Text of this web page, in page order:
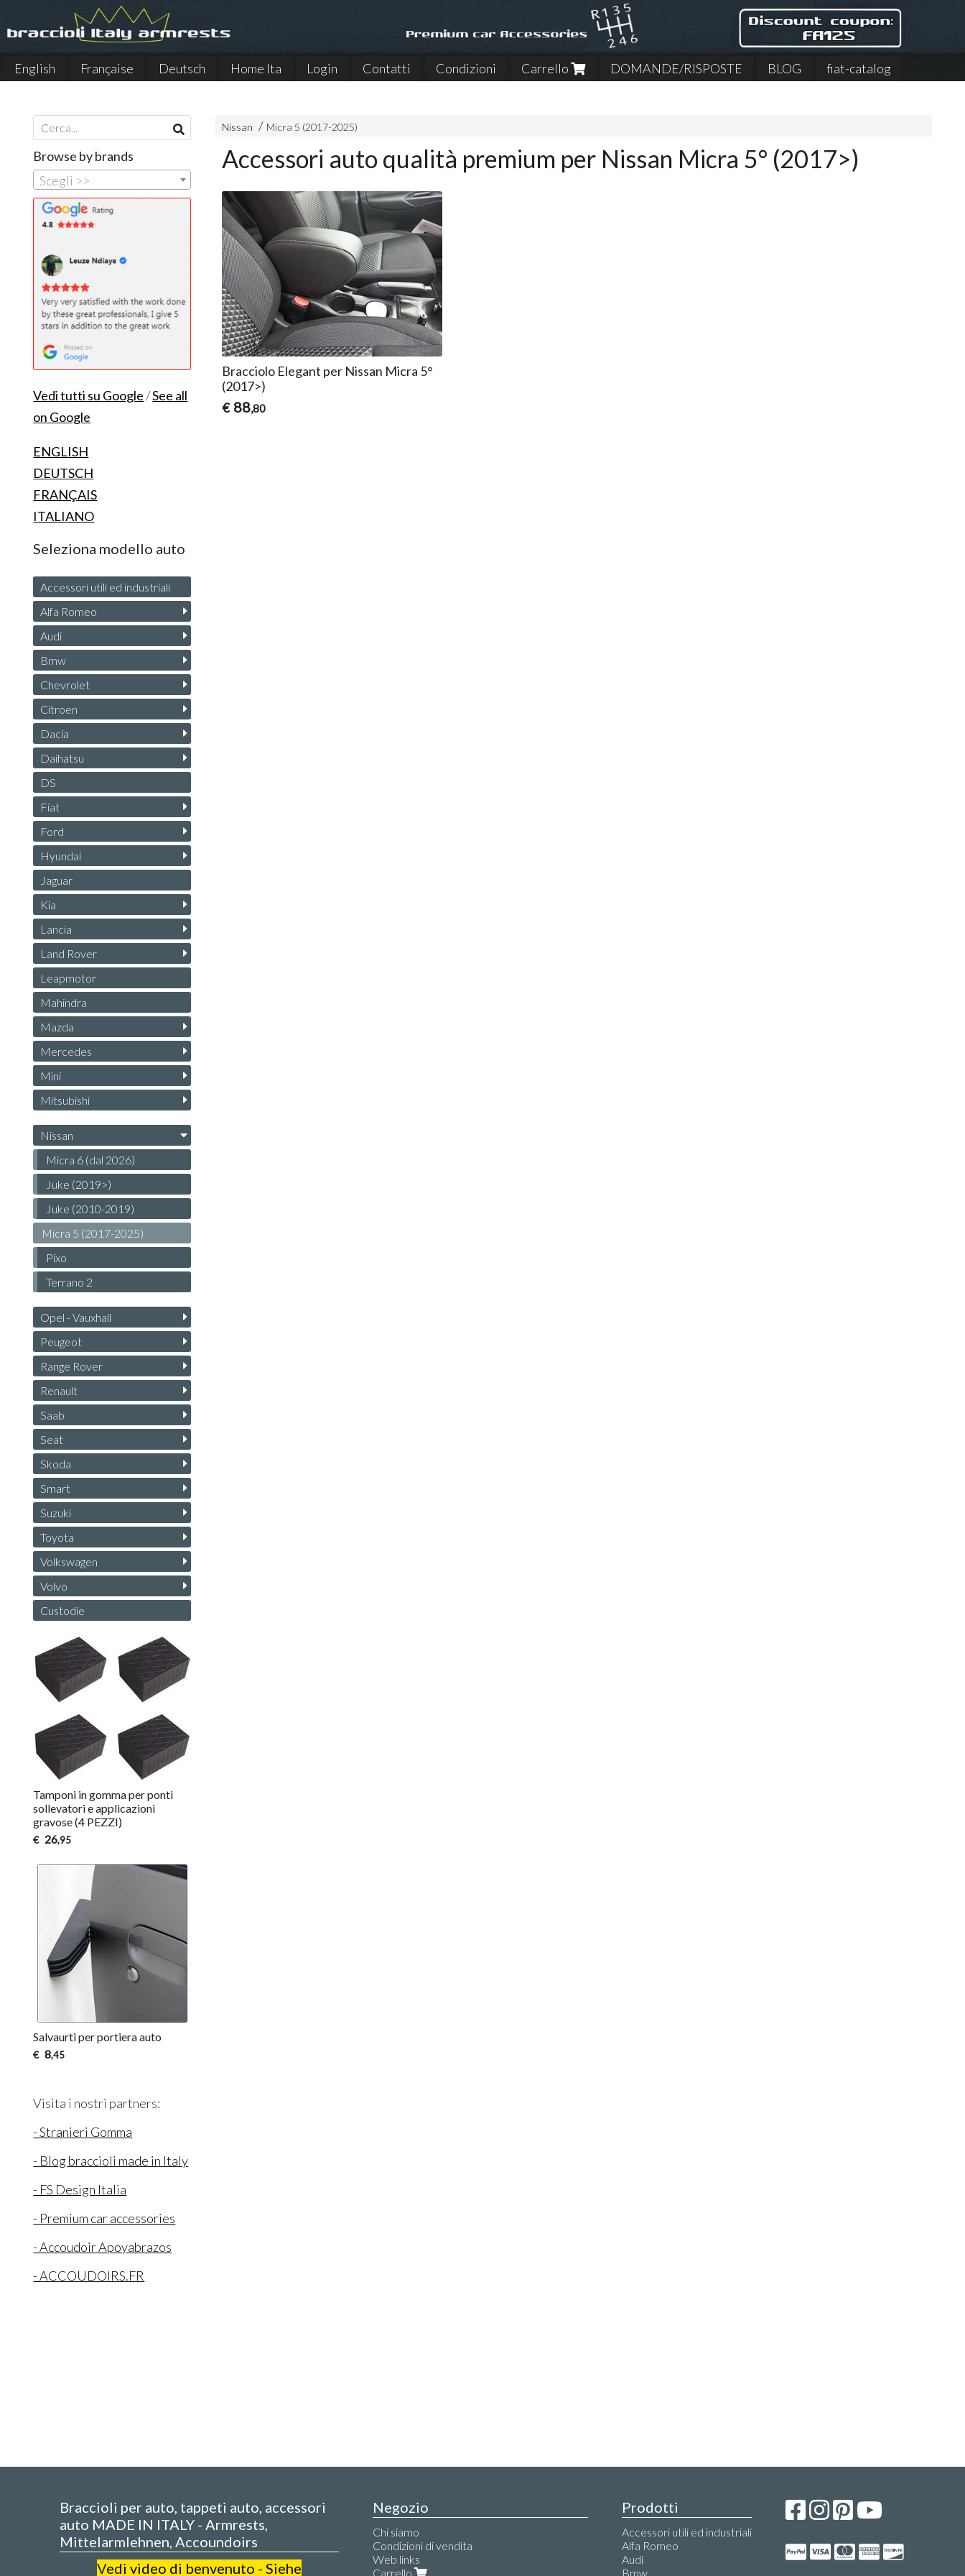
English Française Deutsch Home Ita Login Contatti Condizioni Carrello DOMANDE/RISPOSTE BLOG
fiat-catalog
Nissan Micra 5 (2017-2025)
Accessori auto qualità premium per Nissan Micra 5° (2017>)
Bracciolo Elegant per Nissan Micra 5°
(2017>)
€ 88,80
Browse by brands
Scegli >>
Vedi tutti su Google/See all
on Google
ENGLISH
DEUTSCH
FRANÇAIS
ITALIANO
Seleziona modello auto
Accessori utili ed industriali
Alfa Romeo
Audi
Bmw
Chevrolet
Citroen
Dacia
Daihatsu
DS
Fiat
Ford
Hyundai
Jaguar
Kia
Lancia
Land Rover
Leapmotor
Mahindra
Mazda
Mercedes
Mini
Mitsubishi
Nissan
Micra 6 (dal 2026)
Juke (2019>)
Juke (2010-2019)
Micra 5 (2017-2025)
Pixo
Terrano 2
Opel - Vauxhall
Peugeot
Range Rover
Renault
Saab
Seat
Skoda
Smart
Suzuki
Toyota
Volkswagen
Volvo
Custodie
Tamponi in gomma per ponti
sollevatori e applicazioni
gravose (4 PEZZI)
€ 26,95
Salvaurti per portiera auto
€ 8,45
Visita i nostri partners:
- Stranieri Gomma
- Blog braccioli made in Italy
- FS Design Italia
- Premium car accessories
- Accoudoir Apoyabrazos
- ACCOUDOIRS.FR
Braccioli per auto, tappeti auto, accessori
auto MADE IN ITALY - Armrests,
Mittelarmlehnen, Accoundoirs
Vedi video di benvenuto - Siehe
Negozio
Chi siamo
Condizioni di vendita
Web links
Carrello
Prodotti
Accessori utili ed industriali
Alfa Romeo
Audi
Bmw